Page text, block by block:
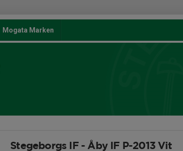
Mogata Marken
Stegeborgs IF - Åby IF P-2013 Vit